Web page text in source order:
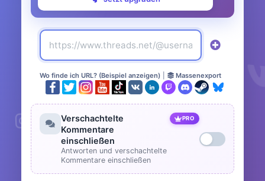
Wo finde ich URL? (Beispiel anzeigen) Massenexport
Verschachtelte
Kommentare
einschließen
PRO
Antworten und verschachtelte
Kommentare einschließen